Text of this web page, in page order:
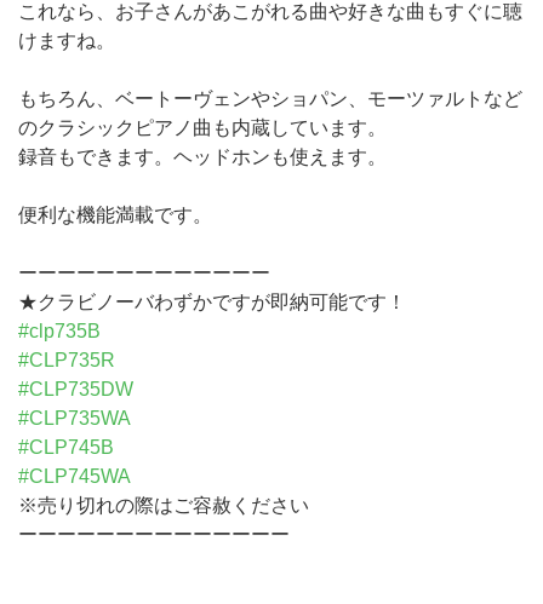
これなら、お子さんがあこがれる曲や好きな曲もすぐに聴
けますね。
もちろん、ベートーヴェンやショパン、モーツァルトなど
のクラシックピアノ曲も内蔵しています。
録音もできます。ヘッドホンも使えます。
便利な機能満載です。
ーーーーーーーーーーーーー
★クラビノーバわずかですが即納可能です！
#clp735B
#CLP735R
#CLP735DW
#CLP735WA
#CLP745B
#CLP745WA
※売り切れの際はご容赦ください
ーーーーーーーーーーーーーー